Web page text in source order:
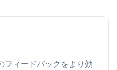
フィードバックをより効